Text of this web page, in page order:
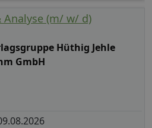
Analyse (m/ w/ d)
Hüthig Jehle
GmbH